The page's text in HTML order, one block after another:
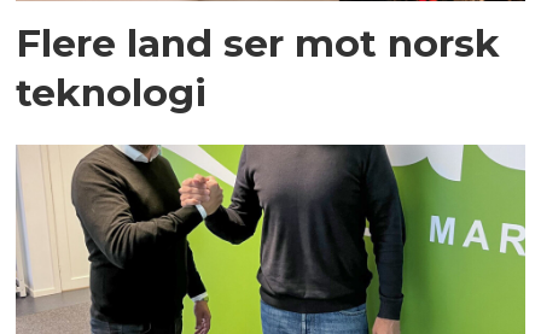
Flere land ser mot norsk
teknologi